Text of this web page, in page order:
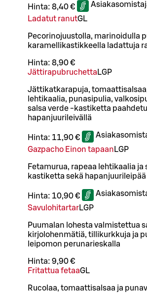
Hinta: 8,40 €
Ladatut ranutGL
Pecorinojuustolla, marinoidulla
karamellikastikkeella ladattuja
Hinta: 8,90 €
Jättirapubruchetta LGP
Jättikatkarapuja,
lehtikaalia, punasipulia,
salsa verde -kastiketta
hapanjuurileivällä
Hinta: 11,90 €
Gazpacho Einon tapaan LGP
Fetamurua, rapeaa lehtikaalia ja
kastiketta sekä hapanjuurileipää
Hinta: 10,90 €
SavulohitartarLGP
Puumalan lohesta valmistettua
kirjolohenmätiä, tillikurkkuja ja
leipomon perunarieskalla
Hinta: 9,90 €
Fritattua fetaaGL
Rucolaa, tomaattisalsaa ja